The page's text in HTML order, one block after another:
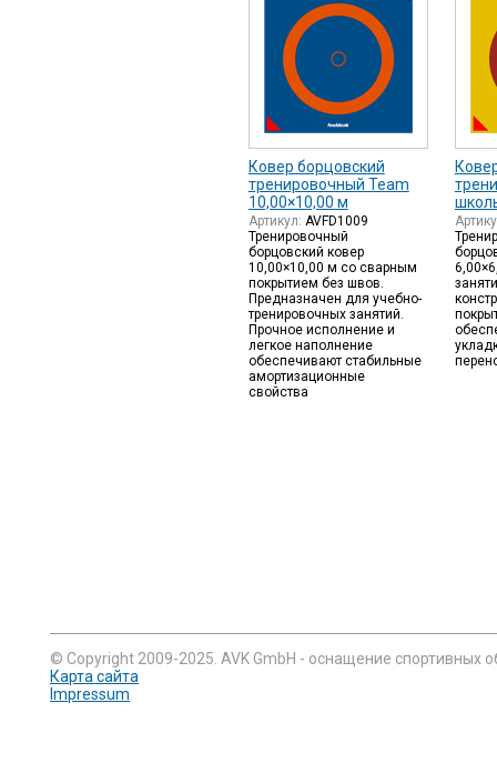
Ковер борцовский
тренировочный Team
10,00×10,00 м
Артикул: AVFD1009
Тренировочный
борцовский ковер
10,00×10,00 м со сварным
покрытием без швов.
Предназначен для учебно-
тренировочных занятий.
Прочное исполнение и
легкое наполнение
обеспечивают стабильные
амортизационные
свойства
© Copyright 2009-2025. AVK GmbH - оснащение спортивных
Карта сайта
Impressum